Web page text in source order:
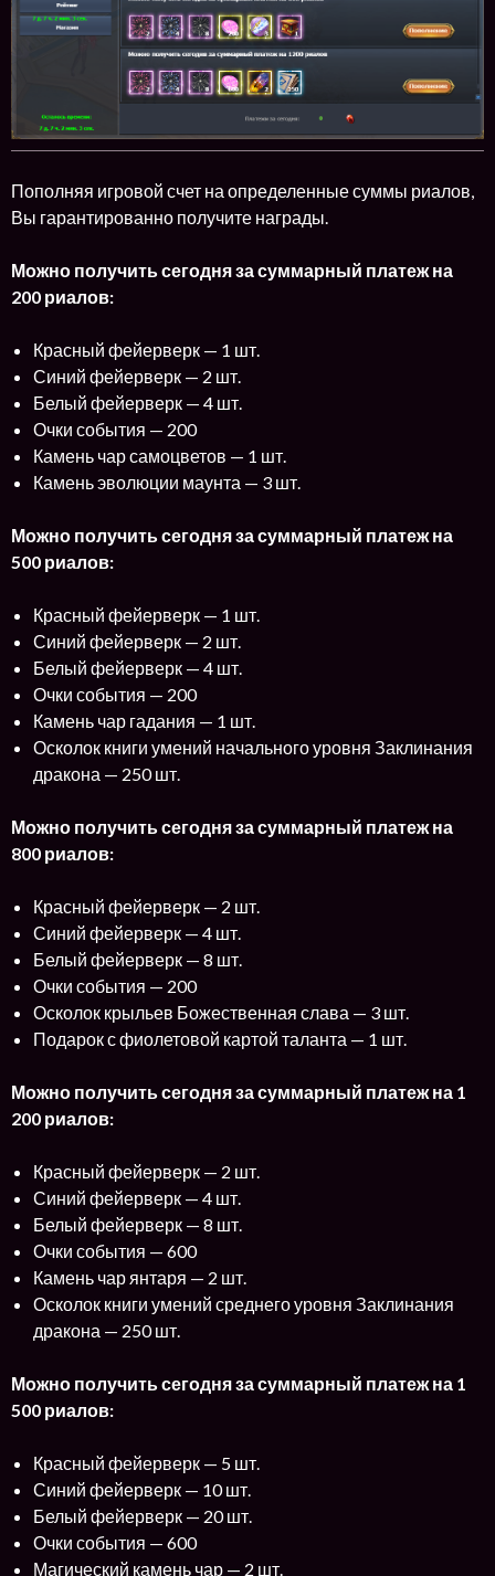
Пополняя игровой счет на определенные суммы риалов,
Вы гарантированно получите награды.
Можно получить сегодня за суммарный платеж на
200 риалов:
Красный фейерверк — 1 шт.
Синий фейерверк — 2 шт.
Белый фейерверк — 4 шт.
Очки события — 200
Камень чар самоцветов — 1 шт.
Камень эволюции маунта — 3 шт.
Можно получить сегодня за суммарный платеж на
500 риалов:
Красный фейерверк — 1 шт.
Синий фейерверк — 2 шт.
Белый фейерверк — 4 шт.
Очки события — 200
Камень чар гадания — 1 шт.
Осколок книги умений начального уровня Заклинания
дракона — 250 шт.
Можно получить сегодня за суммарный платеж на
800 риалов:
Красный фейерверк — 2 шт.
Синий фейерверк — 4 шт.
Белый фейерверк — 8 шт.
Очки события — 200
Осколок крыльев Божественная слава — 3 шт.
Подарок с фиолетовой картой таланта — 1 шт.
Можно получить сегодня за суммарный платеж на 1
200 риалов:
Красный фейерверк — 2 шт.
Синий фейерверк — 4 шт.
Белый фейерверк — 8 шт.
Очки события — 600
Камень чар янтаря — 2 шт.
Осколок книги умений среднего уровня Заклинания
дракона — 250 шт.
Можно получить сегодня за суммарный платеж на 1
500 риалов:
Красный фейерверк — 5 шт.
Синий фейерверк — 10 шт.
Белый фейерверк — 20 шт.
Очки события — 600
Магический камень чар — 2 шт.